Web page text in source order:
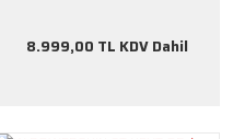
8.999,00 TL KDV Dahil